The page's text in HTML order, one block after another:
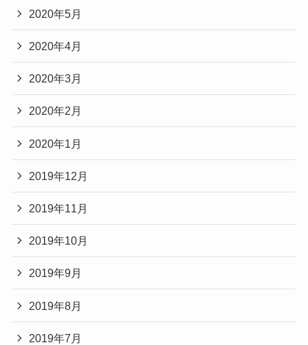
2020年5月
2020年4月
2020年3月
2020年2月
2020年1月
2019年12月
2019年11月
2019年10月
2019年9月
2019年8月
2019年7月